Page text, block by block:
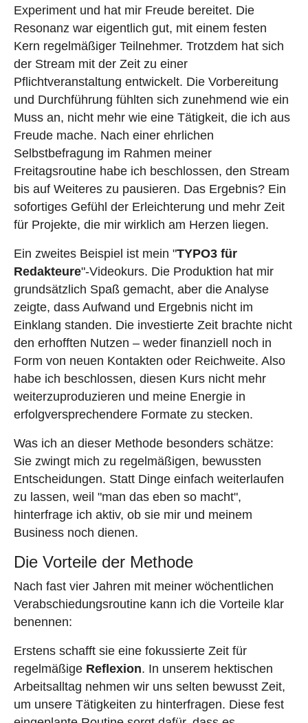
Experiment und hat mir Freude bereitet. Die
Resonanz war eigentlich gut, mit einem festen
Kern regelmäßiger Teilnehmer. Trotzdem hat sich
der Stream mit der Zeit zu einer
Pflichtveranstaltung entwickelt. Die Vorbereitung
und Durchführung fühlten sich zunehmend wie ein
Muss an, nicht mehr wie eine Tätigkeit, die ich aus
Freude mache. Nach einer ehrlichen
Selbstbefragung im Rahmen meiner
Freitagsroutine habe ich beschlossen, den Stream
bis auf Weiteres zu pausieren. Das Ergebnis? Ein
sofortiges Gefühl der Erleichterung und mehr Zeit
für Projekte, die mir wirklich am Herzen liegen.
Ein zweites Beispiel ist mein "TYPO3 für
Redakteure"-Videokurs. Die Produktion hat mir
grundsätzlich Spaß gemacht, aber die Analyse
zeigte, dass Aufwand und Ergebnis nicht im
Einklang standen. Die investierte Zeit brachte nicht
den erhofften Nutzen – weder finanziell noch in
Form von neuen Kontakten oder Reichweite. Also
habe ich beschlossen, diesen Kurs nicht mehr
weiterzuproduzieren und meine Energie in
erfolgversprechendere Formate zu stecken.
Was ich an dieser Methode besonders schätze:
Sie zwingt mich zu regelmäßigen, bewussten
Entscheidungen. Statt Dinge einfach weiterlaufen
zu lassen, weil "man das eben so macht",
hinterfrage ich aktiv, ob sie mir und meinem
Business noch dienen.
Die Vorteile der Methode
Nach fast vier Jahren mit meiner wöchentlichen
Verabschiedungsroutine kann ich die Vorteile klar
benennen:
Erstens schafft sie eine fokussierte Zeit für
regelmäßige Reflexion. In unserem hektischen
Arbeitsalltag nehmen wir uns selten bewusst Zeit,
um unsere Tätigkeiten zu hinterfragen. Diese fest